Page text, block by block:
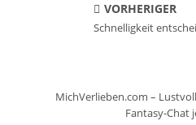
VORHERIGER
Schnelligkeit
MichVerlieben.com –
Fantasy-Chat